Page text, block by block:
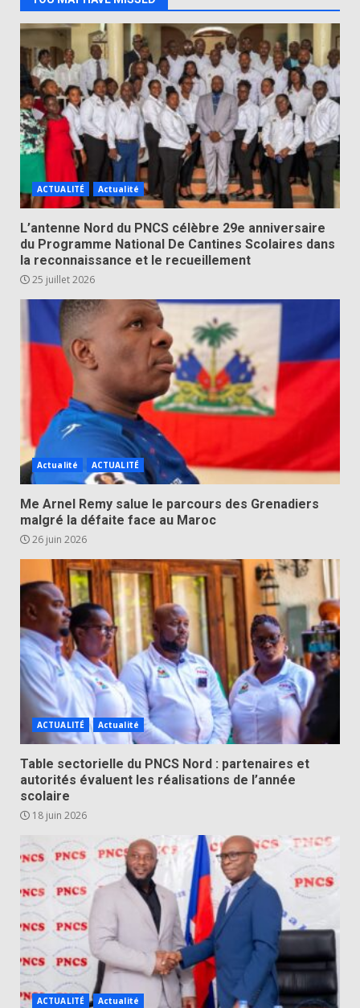
ACTUALITÉ Actualité
L’antenne Nord du PNCS célèbre 29e anniversaire
du Programme National De Cantines Scolaires dans
la reconnaissance et le recueillement
25 juillet 2026
Actualité ACTUALITÉ
Me Arnel Remy salue le parcours des Grenadiers
malgré la défaite face au Maroc
26 juin 2026
ACTUALITÉ Actualité
Table sectorielle du PNCS Nord : partenaires et
autorités évaluent les réalisations de l’année
scolaire
18 juin 2026
ACTUALITÉ Actualité